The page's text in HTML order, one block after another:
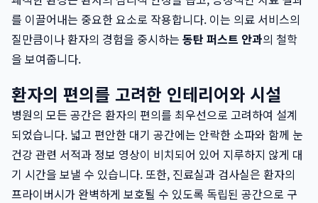
를 이끌어내는 중요한 요소로 작용합니다. 이는 의료 서비스의
질만큼이나 환자의 경험을 중시하는 동탄 퍼스트 안과의 철학
을 보여줍니다.
환자의 편의를 고려한 인테리어와 시설
병원의 모든 공간은 환자의 편의를 최우선으로 고려하여 설계
되었습니다. 넓고 편안한 대기 공간에는 안락한 소파와 함께 눈
건강 관련 서적과 정보 영상이 비치되어 있어 지루하지 않게 대
기 시간을 보낼 수 있습니다. 또한, 진료실과 검사실은 환자의
프라이버시가 완벽하게 보호될 수 있도록 독립된 공간으로 구